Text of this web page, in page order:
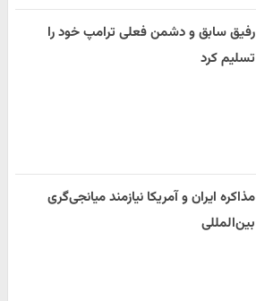
رفیق سابق و دشمن فعلی ترامپ خود را
تسلیم کرد
مذاکره ایران و آمریکا نیازمند میانجی‌گری
بین‌المللی